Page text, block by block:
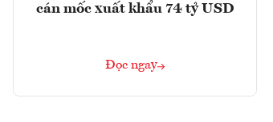
cán mốc xuất khẩu 74 tỷ USD
Đọc ngay